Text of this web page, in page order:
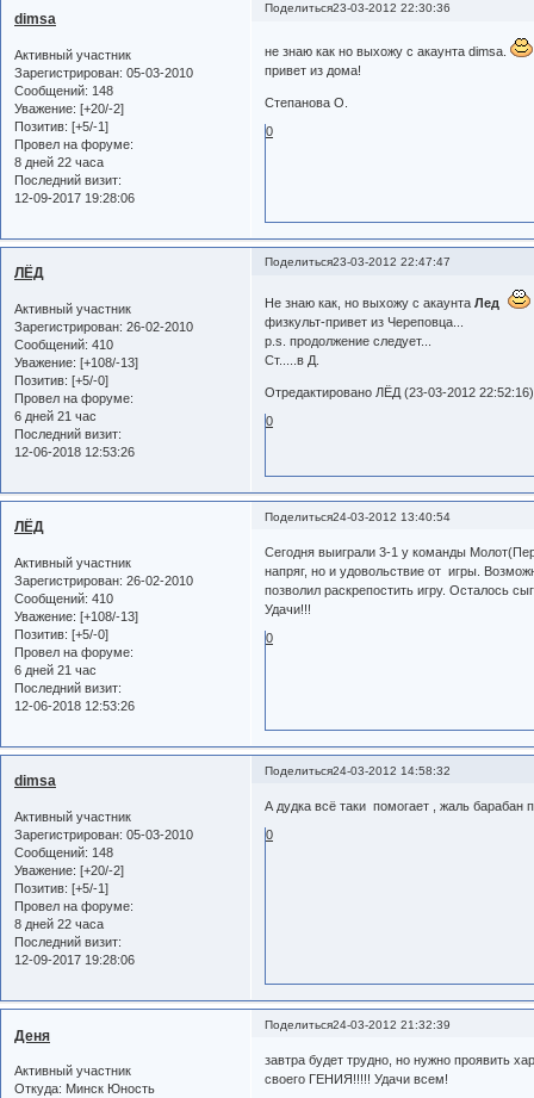
Поделиться23-03-2012 22:30:36
dimsa
Активный участник
Зарегистрирован: 05-03-2010
Сообщений: 148
Уважение: [+20/-2]
Позитив: [+5/-1]
Провел на форуме:
8 дней 22 часа
Последний визит:
12-09-2017 19:28:06
не знаю как но выхожу с акаунта dimsa.
привет из дома!
Степанова О.
0
Поделиться23-03-2012 22:47:47
ЛЁД
Активный участник
Зарегистрирован: 26-02-2010
Сообщений: 410
Уважение: [+108/-13]
Позитив: [+5/-0]
Провел на форуме:
6 дней 21 час
Последний визит:
12-06-2018 12:53:26
Не знаю как, но выхожу с акаунтаЛед
физкульт-привет из Череповца...
p.s. продолжение следует...
Ст.....в Д.
Отредактировано ЛЁД (23-03-2012 22:52:16)
0
Поделиться24-03-2012 13:40:54
ЛЁД
Активный участник
Зарегистрирован: 26-02-2010
Сообщений: 410
Уважение: [+108/-13]
Позитив: [+5/-0]
Провел на форуме:
6 дней 21 час
Последний визит:
12-06-2018 12:53:26
Сегодня выиграли 3-1 у команды
напряг, но и удовольствие от игры.
позволил раскрепостить игру. Осталось
Удачи!!!
0
Поделиться24-03-2012 14:58:32
dimsa
Активный участник
Зарегистрирован: 05-03-2010
Сообщений: 148
Уважение: [+20/-2]
Позитив: [+5/-1]
Провел на форуме:
8 дней 22 часа
Последний визит:
12-09-2017 19:28:06
А дудка всё таки помогает , жаль
0
Поделиться24-03-2012 21:32:39
Деня
Активный участник
Откуда: Минск Юность
завтра будет трудно, но нужно проявить
своего ГЕНИЯ!!!!! Удачи всем!